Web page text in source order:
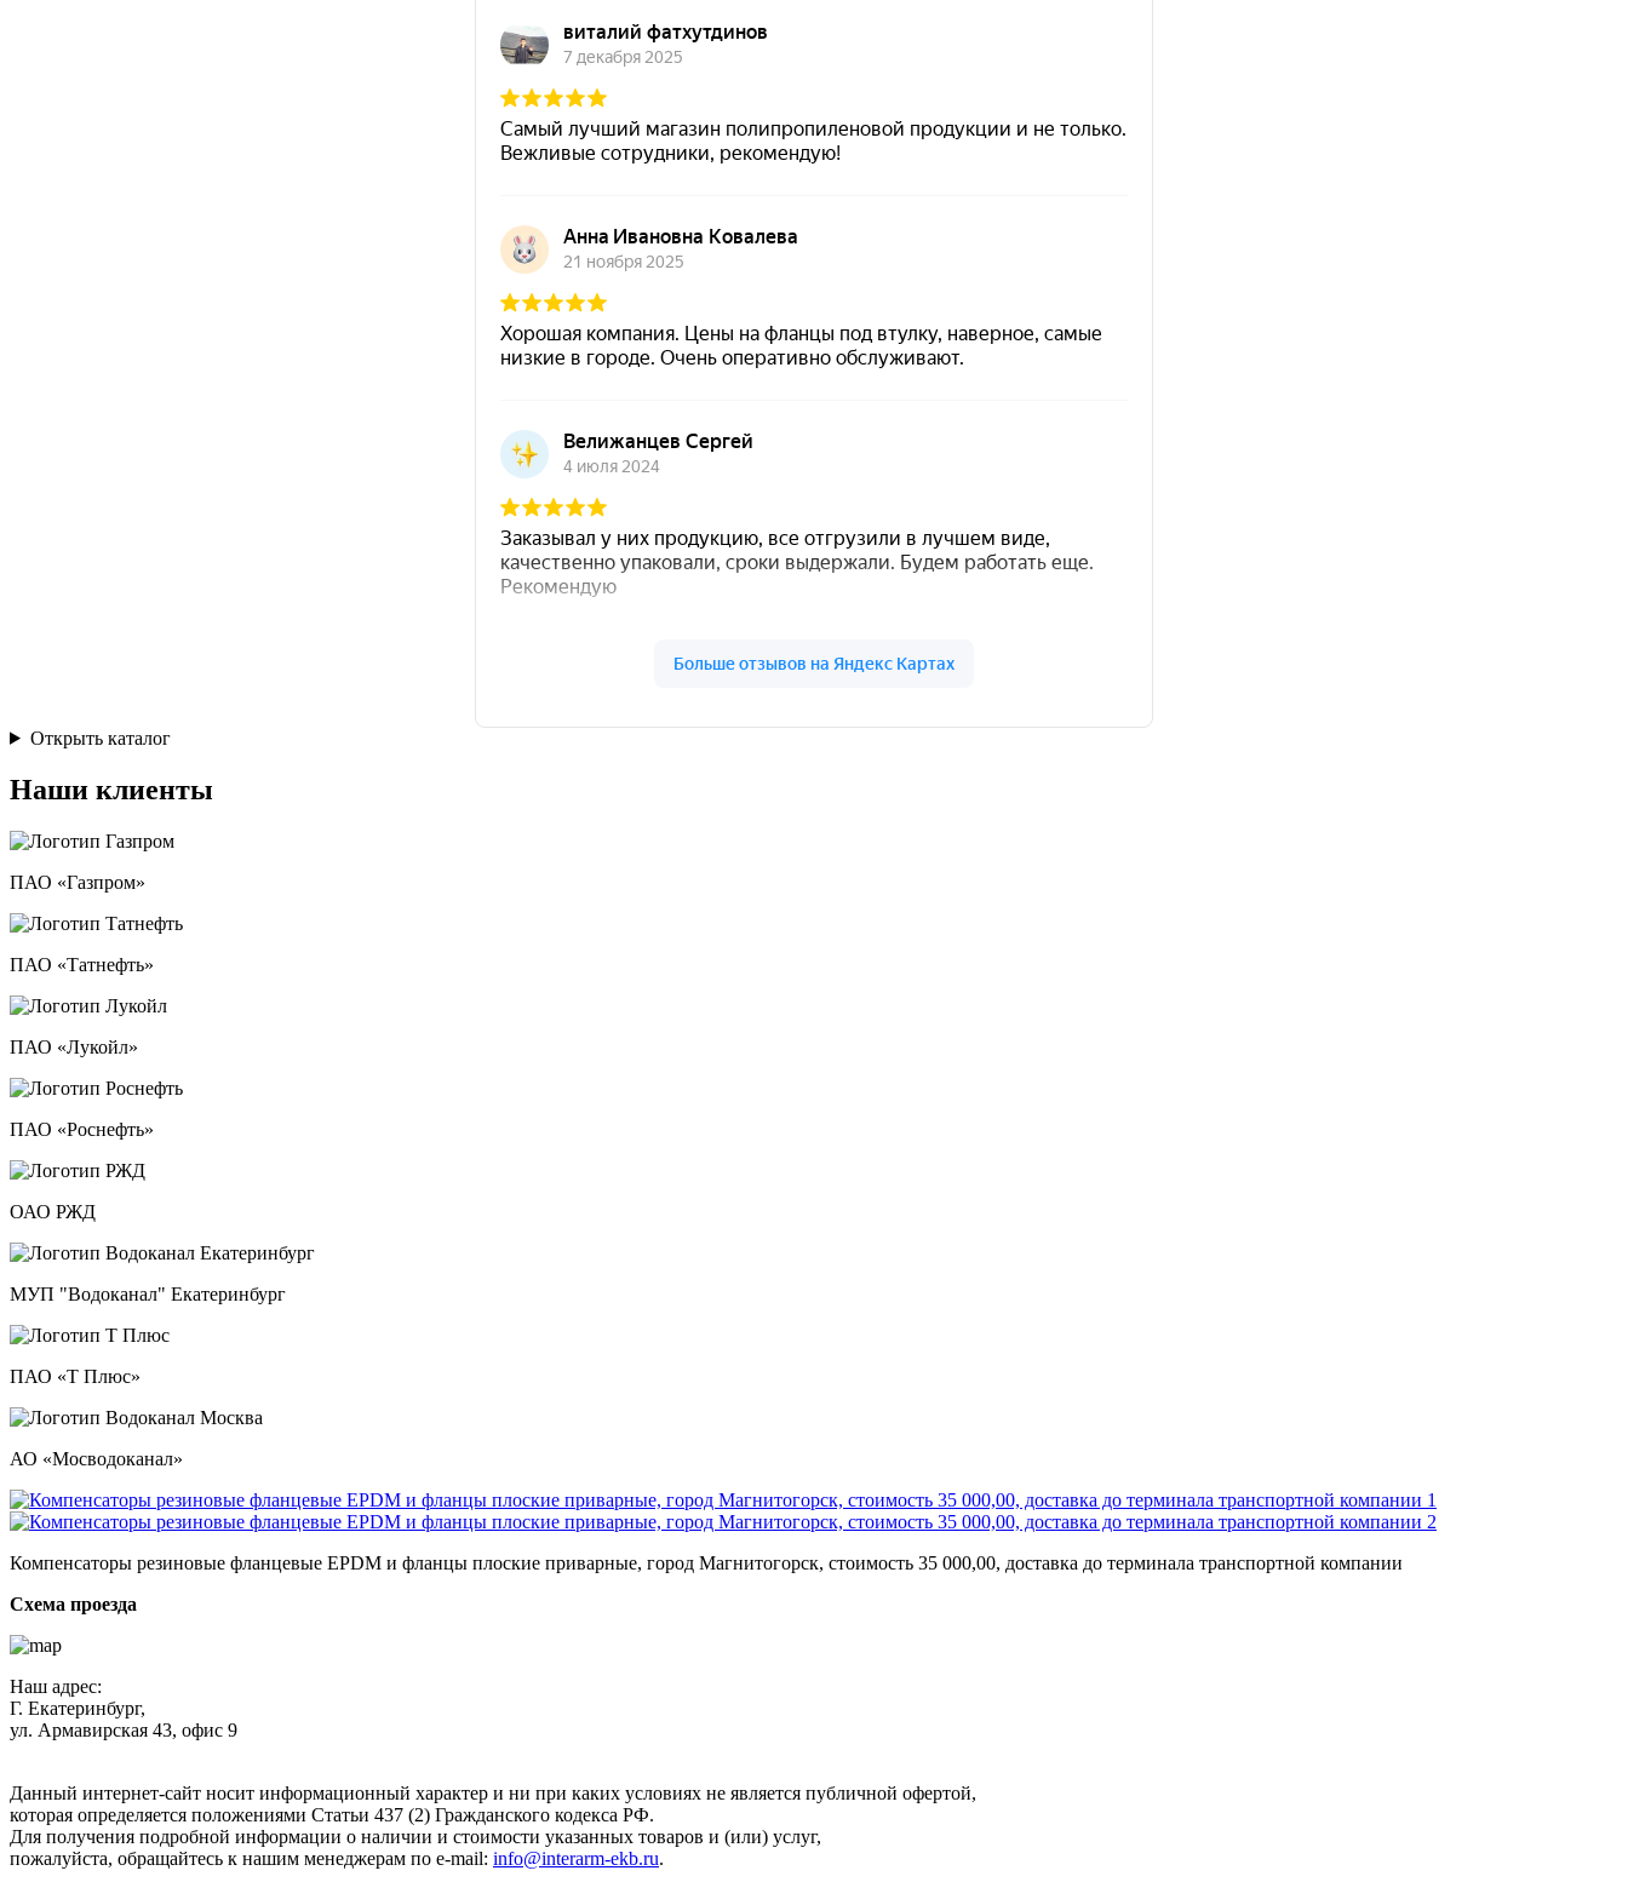
Открыть каталог
Наши клиенты
ПАО «Газпром»
ПАО «Татнефть»
ПАО «Лукойл»
ПАО «Роснефть»
ОАО РЖД
МУП "Водоканал" Екатеринбург
ПАО «Т Плюс»
АО «Мосводоканал»
Компенсаторы резиновые фланцевые EPDM и фланцы плоские приварные, город Магнитогорск, стоимость 35 000,00, доставка до терминала транспортной компании
Схема проезда
Наш адрес:
Г. Екатеринбург,
ул. Армавирская 43, офис 9
Данный интернет-сайт носит информационный характер и ни при каких условиях не является публичной офертой,
которая определяется положениями Статьи 437 (2) Гражданского кодекса РФ.
Для получения подробной информации о наличии и стоимости указанных товаров и (или) услуг,
пожалуйста, обращайтесь к нашим менеджерам по e-mail: info@interarm-ekb.ru.